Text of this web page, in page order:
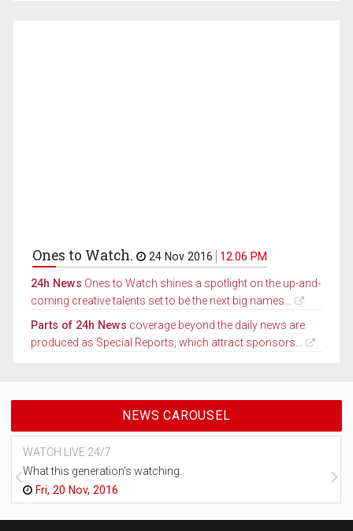
Ones to Watch. 24 Nov 2016 12.06 PM
24h News Ones to Watch shines a spotlight on the up-and-
coming creative talents set to be the next big names...
Parts of 24h News coverage beyond the daily news are
produced as Special Reports, which attract sponsors...
NEWS CAROUSEL
WATCH LIVE 24/7
What this generation's watching.
Fri, 20 Nov, 2016